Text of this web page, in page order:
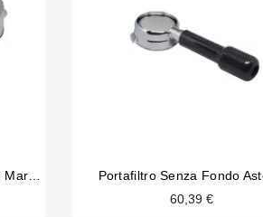
Portafiltro Senza Fondo La San Marco
Portafiltro Senza Fondo
60,39 €